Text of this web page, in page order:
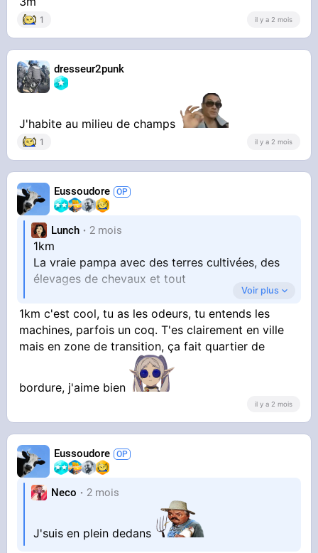
1 il y a 2 mois
dresseur2punk
J'habite au milieu de champs
1 il y a 2 mois
Eussoudore
Lunch 2 mois
1km
La vraie pampa avec des terres cultivées, des
élevages de chevaux et tout
"ça ne compte pas si vous avez quelques
parcelles de champs entourées par du maillage
urbain"
Ouep, ce mélange de zones commerciales et
industrielles avec des gifi, des auchan, des kfc
Horrible
Voir plus
1km c'est cool, tu as les odeurs, tu entends les
machines, parfois un coq. T'es clairement en ville
mais en zone de transition, ça fait quartier de
bordure, j'aime bien
il y a 2 mois
Eussoudore
Neco 2 mois
J'suis en plein dedans